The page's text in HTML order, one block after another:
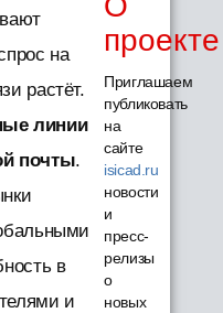
на
растёт.
линии
почты.
в
и
проекте
Приглашаем
публиковать
на
сайте
isicad.ru
новости
и
пресс-
релизы
о
новых